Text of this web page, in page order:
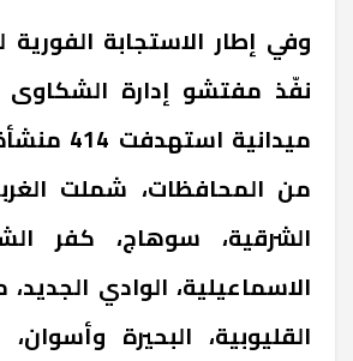
وفي إطار الاستجابة الفورية
نفّذ مفتشو إدارة الشكاوى
ميدانية
من المحافظات، شملت
الشرقية، سوهاج، كفر
الاسماعيلية، الوادي
القليوبية، البحيرة